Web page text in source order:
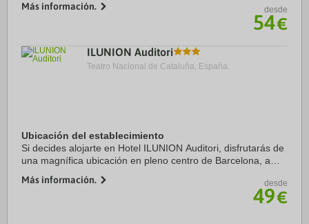
Sagrada Familia y Plaza de Catalunya. Además, ...
Más información. desde
54€
ILUNION Auditori
Teatro Nacional de Cataluña, España.
Ubicación del establecimiento
Si decides alojarte en Hotel ILUNION Auditori, disfrutarás de
una magnífica ubicación en pleno centro de Barcelona, a
Además, este hotel se ...
Más información. desde
49€